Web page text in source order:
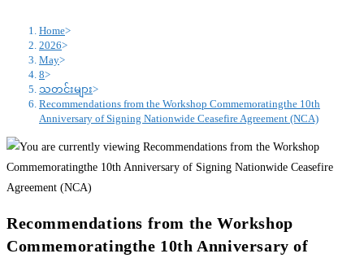
Home>
2026>
May>
8>
သတင်းများ>
Recommendations from the Workshop Commemoratingthe 10th
Anniversary of Signing Nationwide Ceasefire Agreement (NCA)
Recommendations from the Workshop
Commemoratingthe 10th Anniversary of